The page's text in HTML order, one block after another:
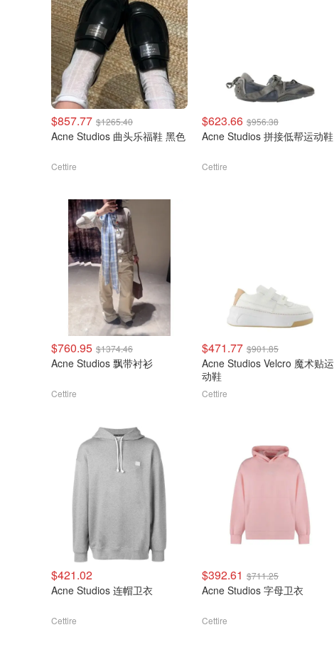
$857.77 $1265.40
Acne Studios 曲头乐福鞋 黑色
Cettire
$623.66 $956.38
Acne Studios 拼接低帮运动鞋
Cettire
$760.95 $1374.46
Acne Studios 飘带衬衫
Cettire
$471.77 $901.85
Acne Studios Velcro 魔术贴运
动鞋
Cettire
$421.02
Acne Studios 连帽卫衣
Cettire
$392.61 $711.25
Acne Studios 字母卫衣
Cettire